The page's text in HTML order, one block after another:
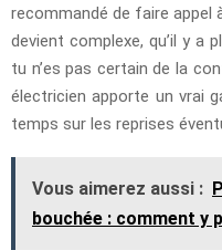
recommandé de faire appel
devient complexe, qu’il y a
tu n’es pas certain de la
électricien apporte un vrai
temps sur les reprises
Vous aimerez aussi :
bouchée : comment y